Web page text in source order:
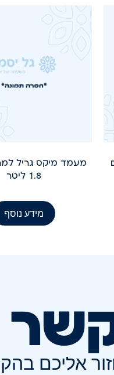
מעמד מיקס גריל
1.8 ליטר
מידע נוסף
אליכם